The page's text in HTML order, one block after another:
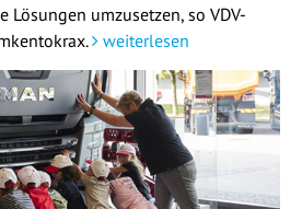
Lösungen umzusetzen, so VDV-
weiterlesen